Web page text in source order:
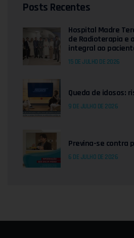
Posts Recentes
Hospital Madre
de Radioterapia e
integral ao
15 DE JULHO DE 2026
Queda de idosos:
9 DE JULHO DE 2026
Previna-se contra
6 DE JULHO DE 2026